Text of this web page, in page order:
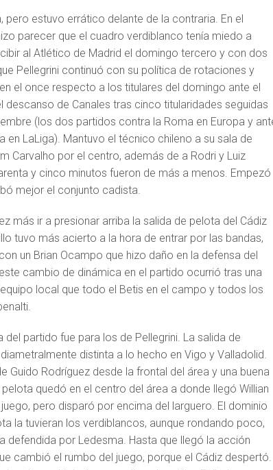
pero estuvo errático delante de la contraria. En el
parecer que el cuadro verdiblanco tenía miedo a
al Atlético de Madrid el domingo tercero y con dos
Pellegrini continuó con su política de rotaciones y
el once respecto a los titulares del domingo ante el
descanso de Canales tras cinco titularidades seguidas
(los dos partidos contra la Roma en Europa y
en LaLiga). Mantuvo el técnico chileno a su sala de
Carvalho por el centro, además de a Rodri y Luiz
y cinco minutos fueron de más a menos. Empezó
mejor el conjunto cadista.
más ir a presionar arriba la salida de pelota del Cádiz
tuvo más acierto a la hora de entrar por las bandas,
un Brian Ocampo que hizo daño en la defensa del
cambio de dinámica en el partido ocurrió tras una
local que todo el Betis en el campo y todos los
partido fue para los de Pellegrini. La salida de
distinta a lo hecho en Vigo y Valladolid.
Guido Rodríguez desde la frontal del área y una buena
quedó en el centro del área a donde llegó Willian
pero disparó por encima del larguero. El dominio
la tuvieran los verdiblancos, aunque rondando poco,
defendida por Ledesma. Hasta que llegó la acción
cambió el rumbo del juego, porque el Cádiz despertó.